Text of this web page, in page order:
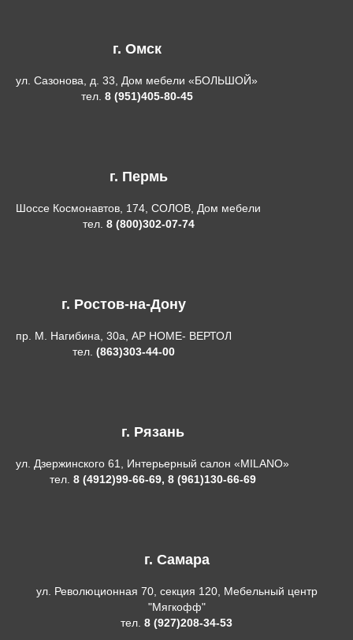
г. Омск
ул. Сазонова, д. 33, Дом мебели «БОЛЬШОЙ»
тел. 8 (951)405-80-45
г. Пермь
Шоссе Космонавтов, 174, СОЛОВ, Дом мебели
тел. 8 (800)302-07-74
г. Ростов-на-Дону
пр. М. Нагибина, 30а, АР HOME- ВЕРТОЛ
тел. (863)303-44-00
г. Рязань
ул. Дзержинского 61, Интерьерный салон «MILANO»
тел. 8 (4912)99-66-69, 8 (961)130-66-69
г. Самара
ул. Революционная 70, секция 120, Мебельный центр
"Мягкофф"
тел. 8 (927)208-34-53